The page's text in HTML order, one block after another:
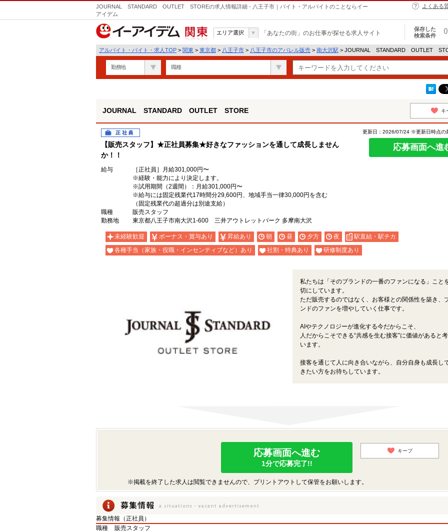
JOURNAL STANDARD OUTLET STOREの求人情報詳細 - 八王子市｜バイト・アルバイトのことならイー
アイデム
よくある
関東
エリア選択 「あなたの街」のお仕事が探せる求人サイト
保存した
検索条件
0
アルバイト・バイト・求人TOP > 関東 > 東京都 > 八王子市 > 八王子市のアパレル販売 > 南大沢駅 > JOURNAL STANDARD OUTLET
勤務地 職種
JOURNAL STANDARD OUTLET STORE キ
正社員
【販売スタッフ】★正社員募集★好きなファッションを通して成長しません
か！！
更新日：2026/07/24 ※更新日時点の
応募画面へ進
給与
［正社員］月給301,000円〜
※経験・能力により決定します。
※試用期間（2週間）：月給301,000円〜
※給与には固定残業代17時間分29,600円、地域手当一律30,000円を含む
（固定残業代の超過分は別途支給）
職種
販売スタッフ
勤務地
東京都八王子市南大沢1-600 三井アウトレットパーク 多摩南大沢
未経験歓迎 ボーナス・賞与あり 昇給あり 朝 昼 夕方 夜
駅直結・駅チカ
各種手当（家族・役職・インセンティブなど）あり
社割・特典あり 研修制度あり
私たちは「そのブランドの一番のファンになる」こと
切にしています。
ただ販売するのではなく、お客様との関係性を築き、
ンドのファンを増やしていく仕事です。
AIやテクノロジーが進化する今だからこそ、
人だからこそできる“共感を生む接客”に価値があると
います。
接客を通じて人に向き合いながら、自分自身も成長し
きたい方をお待ちしています。
応募画面へ進む
1分で応募完了!!
キープ
※掲載を終了した求人は閲覧できませんので、プリントアウトして保管をお願いします。
募集情報（正社員）
職種
販売スタッフ